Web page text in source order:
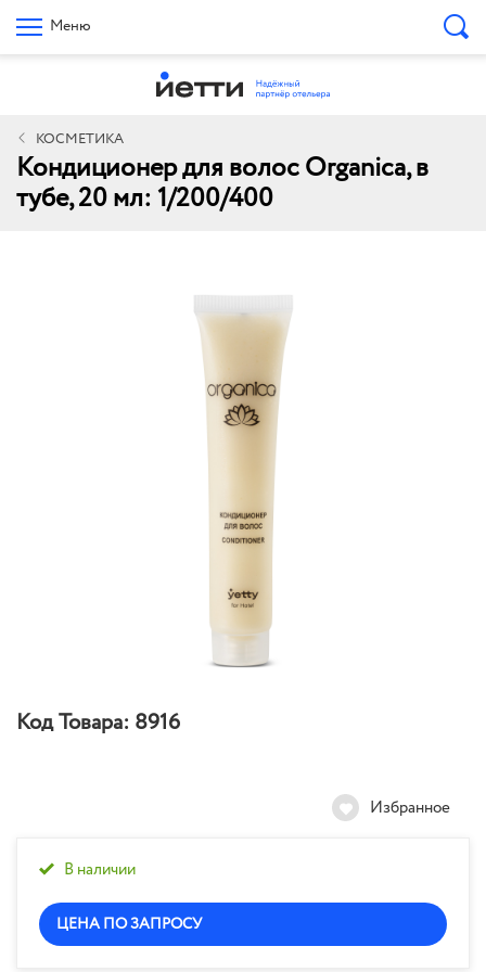
Меню
КОСМЕТИКА
Кондиционер для волос Organica, в
тубе, 20 мл: 1/200/400
Код Товара: 8916
Избранное
В наличии
ЦЕНА ПО ЗАПРОСУ